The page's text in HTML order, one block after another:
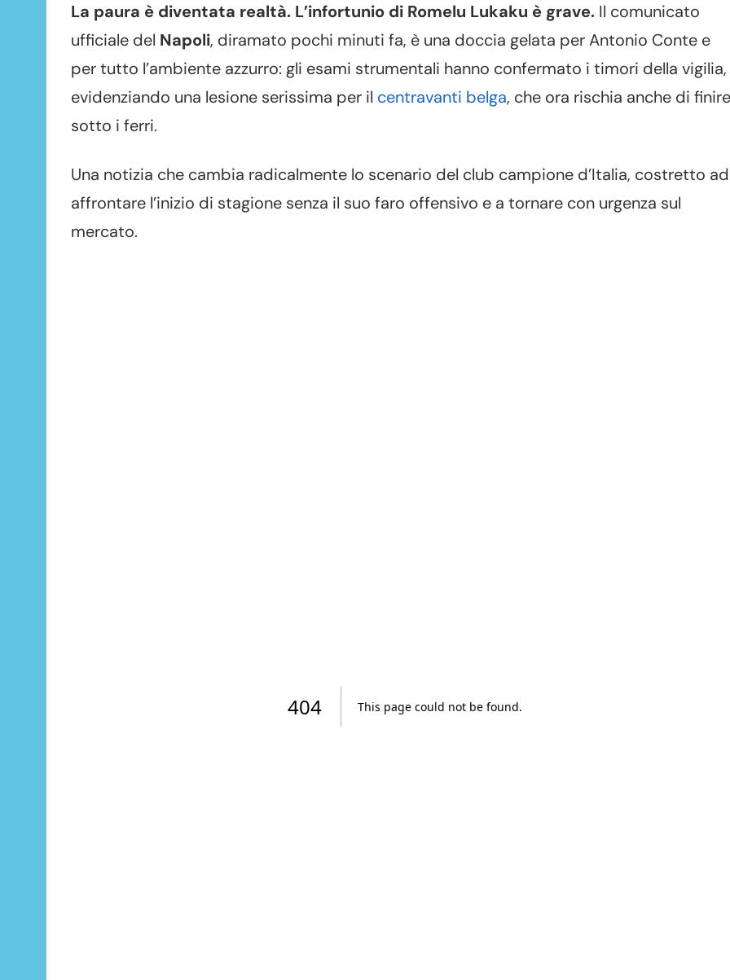
La paura è diventata realtà. L’infortunio di Romelu Lukaku è grave. Il comunicato
ufficiale del Napoli, diramato pochi minuti fa, è una doccia gelata per Antonio Conte e
per tutto l’ambiente azzurro: gli esami strumentali hanno confermato i timori della vigilia,
evidenziando una lesione serissima per il centravanti belga, che ora rischia anche di finire
sotto i ferri.
Una notizia che cambia radicalmente lo scenario del club campione d’Italia, costretto ad
affrontare l’inizio di stagione senza il suo faro offensivo e a tornare con urgenza sul
mercato.